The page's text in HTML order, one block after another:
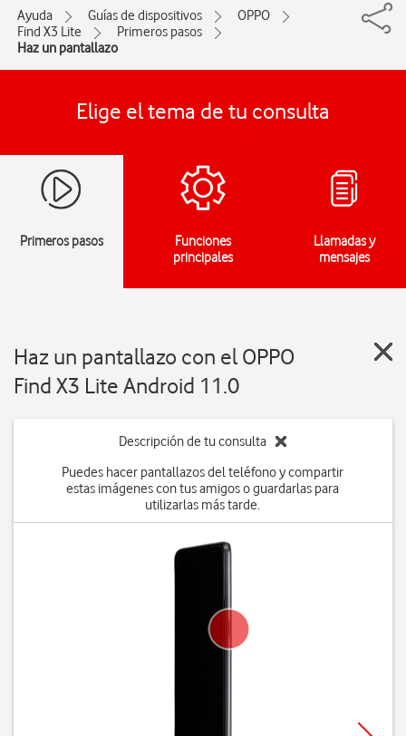
Ayuda Guías de dispositivos
OPPO
Find X3 Lite
Primeros pasos
Haz un pantallazo
Elige el tema de tu consulta
Primeros pasos
Funciones
principales
Llamadas y
mensajes
Haz un pantallazo con el OPPO
Find X3 Lite Android 11.0
Descripción de tu consulta
Puedes hacer pantallazos del teléfono y compartir
estas imágenes con tus amigos o guardarlas para
utilizarlas más tarde.